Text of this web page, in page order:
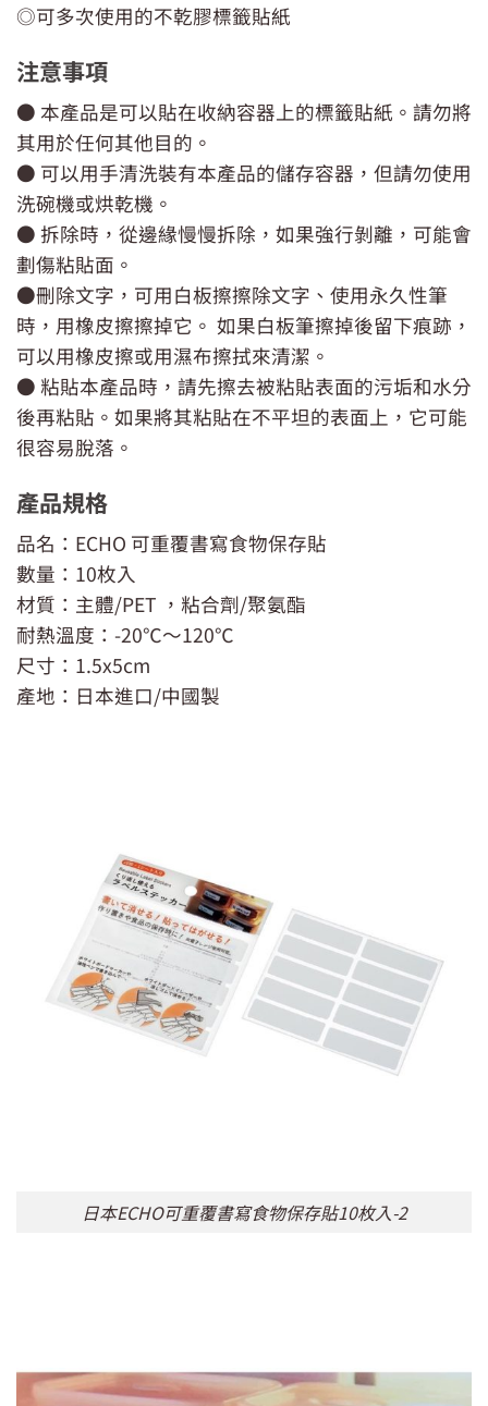
◎可多次使用的不乾膠標籤貼紙
注意事項
● 本產品是可以貼在收納容器上的標籤貼紙。請勿將
其用於任何其他目的。
● 可以用手清洗裝有本產品的儲存容器，但請勿使用
洗碗機或烘乾機。
● 拆除時，從邊緣慢慢拆除，如果強行剝離，可能會
劃傷粘貼面。
●刪除文字，可用白板擦擦除文字、使用永久性筆
時，用橡皮擦擦掉它。 如果白板筆擦掉後留下痕跡，
可以用橡皮擦或用濕布擦拭來清潔。
● 粘貼本產品時，請先擦去被粘貼表面的污垢和水分
後再粘貼。如果將其粘貼在不平坦的表面上，它可能
很容易脫落。
產品規格
品名：ECHO 可重覆書寫食物保存貼
數量：10枚入
材質：主體/PET ，粘合劑/聚氨酯
耐熱溫度：-20℃～120℃
尺寸：1.5x5cm
產地：日本進口/中國製
日本ECHO可重覆書寫食物保存貼10枚入-2